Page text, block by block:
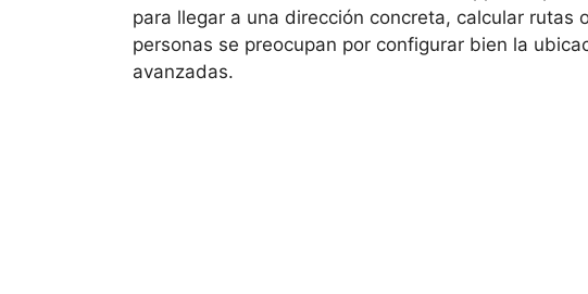
para llegar a una dirección concreta, calcular rutas
personas se preocupan por configurar bien la
avanzadas.